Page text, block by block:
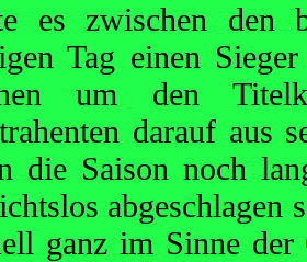
es zwischen den
Tag einen
um den
darauf aus
die Saison noch
ganz im Sinne der